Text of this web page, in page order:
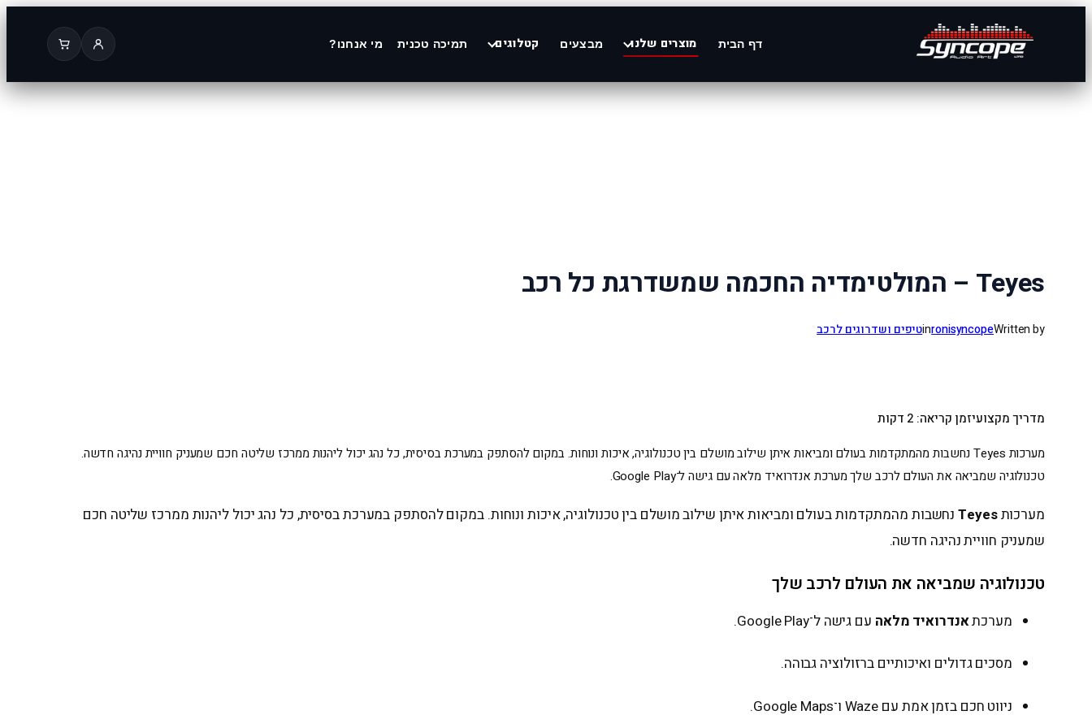
דף הבית מוצרים שלנו מבצעים קטלוגים תמיכה טכנית מי אנחנו?
לדלג
Teyes – המולטימדיה החכמה שמשדרגת כל רכב
Written by
ronisyncope
inטיפים ושדרוגים לרכב
מדריך מקצועיזמן קריאה: 2 דקות
מערכות Teyes נחשבות מהמתקדמות בעולם ומביאות איתן שילוב מושלם בין טכנולוגיה, איכות ונוחות. במקום להסתפק במערכת בסיסית, כל נהג יכול ליהנות ממרכז שליטה חכם שמעניק חוויית נהיגה חדשה.
טכנולוגיה שמביאה את העולם לרכב שלך מערכת אנדרואיד מלאה עם גישה ל־Google Play.
מערכותTeyesנחשבות מהמתקדמות בעולם ומביאות איתן שילוב מושלם בין טכנולוגיה, איכות ונוחות. במקום להסתפק במערכת בסיסית, כל נהג יכול ליהנות ממרכז שליטה חכם
שמעניק חוויית נהיגה חדשה.
טכנולוגיה שמביאה את העולם לרכב שלך
מערכתאנדרואיד מלאה עם גישה ל־Google Play.
מסכים גדולים ואיכותיים ברזולוציה גבוהה.
ניווט חכם בזמן אמת עם Waze ו־Google Maps.